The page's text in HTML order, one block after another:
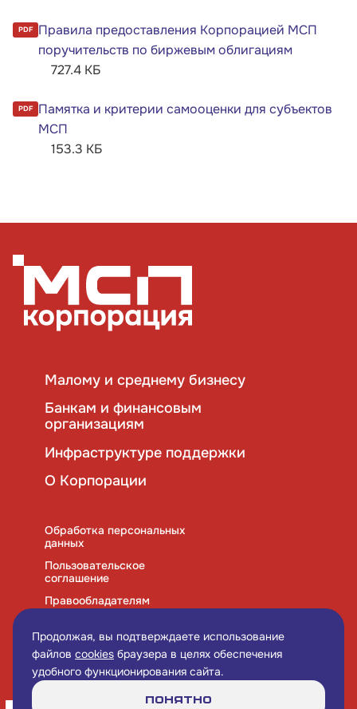
PDF
Правила предоставления Корпорацией МСП
поручительств по биржевым облигациям
727.4 КБ
PDF
Памятка и критерии самооценки для субъектов
МСП
153.3 КБ
Малому и среднему бизнесу
Банкам и финансовым
организациям
Инфраструктуре поддержки
О Корпорации
Обработка персональных
данных
Пользовательское
соглашение
Правообладателям
cookies
Продолжая, вы подтверждаете использование
файлов cookies браузера в целях обеспечения
удобного функционирования сайта.
Понятно